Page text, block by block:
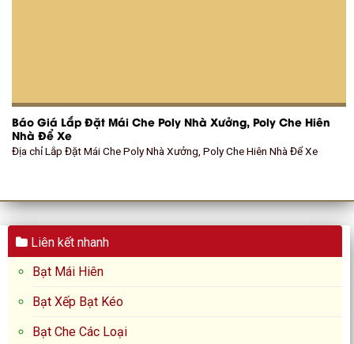
Báo Giá Lắp Đặt Mái Che Poly Nhà Xưởng, Poly Che Hiên
Nhà Để Xe
Địa chỉ Lắp Đặt Mái Che Poly Nhà Xưởng, Poly Che Hiên Nhà Để Xe
Liên kết nhanh
Bạt Mái Hiên
Bạt Xếp Bạt Kéo
Bạt Che Các Loại